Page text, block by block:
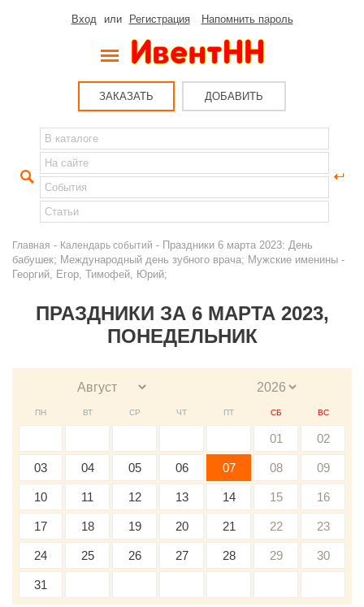
Вход или Регистрация Напомнить пароль
ЗАКАЗАТЬ ДОБАВИТЬ
Главная - Календарь событий - Праздники 6 марта 2023: День
бабушек; Международный день зубного врача; Мужские именины -
Георгий, Егор, Тимофей, Юрий;
ПРАЗДНИКИ ЗА 6 МАРТА 2023,
ПОНЕДЕЛЬНИК
ПН ВТ СР ЧТ ПТ СБ ВС
01 02
03 04 05 06 07 08 09
10 11 12 13 14 15 16
17 18 19 20 21 22 23
24 25 26 27 28 29 30
31